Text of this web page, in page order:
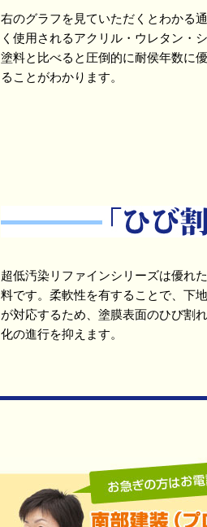
右のグラフを見ていただくとわかる
く使用されるアクリル・ウレタン・
塗料と比べると圧倒的に耐侯年数に
ることがわかります。
超低汚染リファインシリーズは優れ
料です。柔軟性を有することで、下
が対応するため、塗膜表面のひび割
化の進行を抑えます。